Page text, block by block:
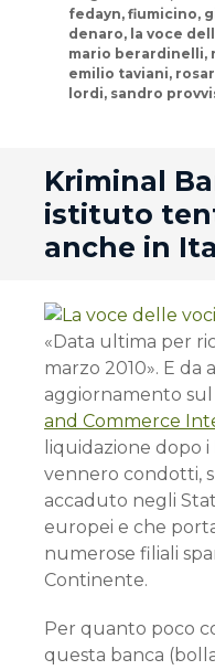
fedayn, fiumicino,
denaro, la voce
mario berardinelli,
emilio taviani,
lordi, sandro
Kriminal
istituto
anche in
«Data ultima per
marzo 2010». E da
aggiornamento sul
and Commerce
liquidazione dopo i
vennero condotti,
accaduto negli
europei e che
numerose filiali
Continente.
Per quanto poco
questa banca